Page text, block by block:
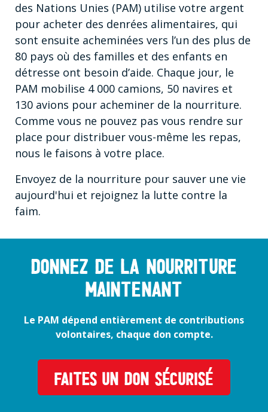
des Nations Unies (PAM) utilise votre argent
pour acheter des denrées alimentaires, qui
sont ensuite acheminées vers l’un des plus de
80 pays où des familles et des enfants en
détresse ont besoin d’aide. Chaque jour, le
PAM mobilise 4 000 camions, 50 navires et
130 avions pour acheminer de la nourriture.
Comme vous ne pouvez pas vous rendre sur
place pour distribuer vous-même les repas,
nous le faisons à votre place.
Envoyez de la nourriture pour sauver une vie
aujourd'hui et rejoignez la lutte contre la
faim.
DONNEZ DE LA NOURRITURE
MAINTENANT
Le PAM dépend entièrement de contributions
volontaires, chaque don compte.
FAITES UN DON SÉCURISÉ